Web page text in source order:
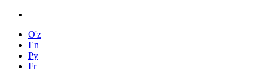
O'z
En
Ру
Fr